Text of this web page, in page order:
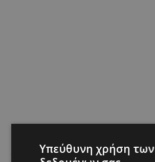
Υπεύθυνη χρήση των